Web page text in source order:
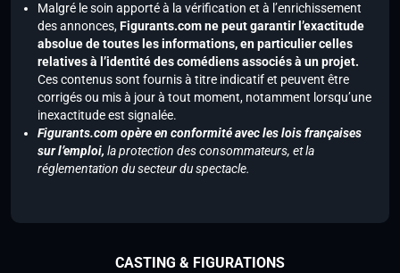
Malgré le soin apporté à la vérification et à l’enrichissement
des annonces,Figurants.com ne peut garantir l’exactitude
absolue de toutes les informations, en particulier celles
relatives à l’identité des comédiens associés à un projet.
Ces contenus sont fournis à titre indicatif et peuvent être
corrigés ou mis à jour à tout moment, notamment lorsqu’une
inexactitude est signalée.
Figurants.com opère en conformité avec les lois françaises
sur l’emploi, la protection des consommateurs, et la
réglementation du secteur du spectacle.
CASTING & FIGURATIONS